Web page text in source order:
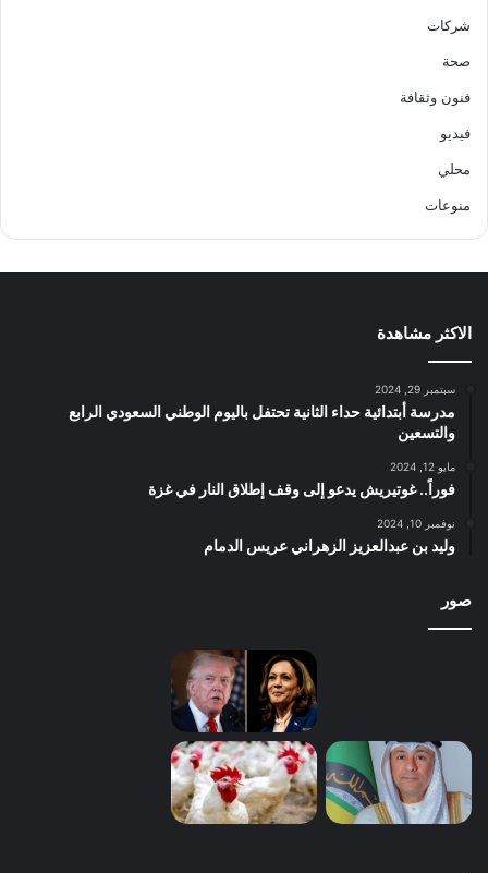
شركات
صحة
فنون وثقافة
فيديو
محلي
منوعات
الاكثر مشاهدة
سبتمبر 29, 2024
مدرسة أبتدائية حداء الثانية تحتفل باليوم الوطني السعودي الرابع
والتسعين
مايو 12, 2024
فوراً.. غوتيريش يدعو إلى وقف إطلاق النار في غزة
نوفمبر 10, 2024
وليد بن عبدالعزيز الزهراني عريس الدمام
صور